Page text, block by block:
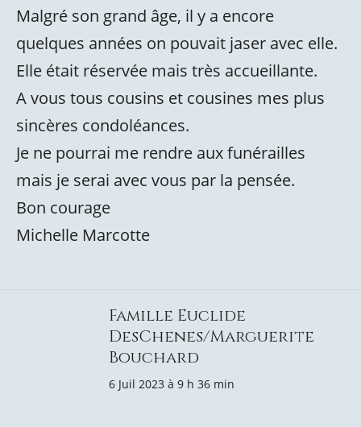
Malgré son grand âge, il y a encore
quelques années on pouvait jaser avec elle.
Elle était réservée mais très accueillante.
A vous tous cousins et cousines mes plus
sincères condoléances.
Je ne pourrai me rendre aux funérailles
mais je serai avec vous par la pensée.
Bon courage
Michelle Marcotte
Famille Euclide
DesChenes/Marguerite
Bouchard
6 Juil 2023 à 9 h 36 min